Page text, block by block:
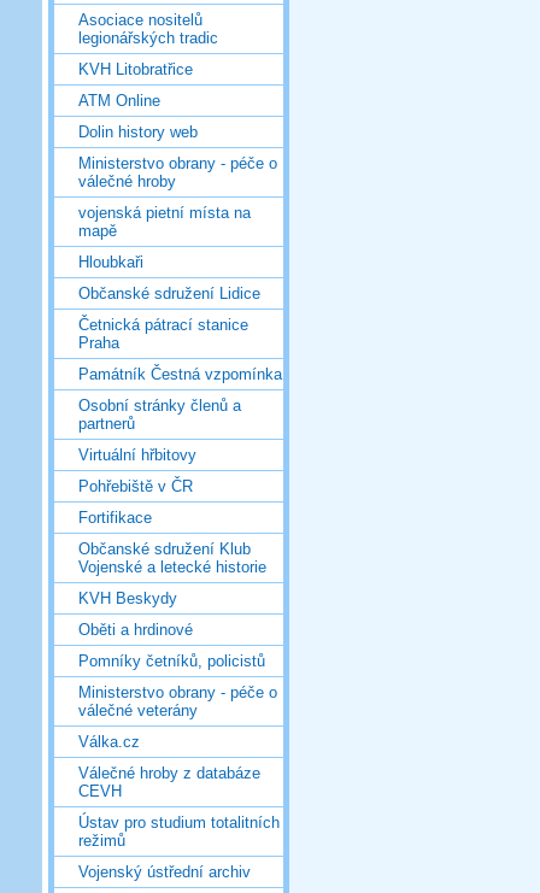
Asociace nositelů
legionářských tradic
KVH Litobratřice
ATM Online
Dolin history web
Ministerstvo obrany - péče o
válečné hroby
vojenská pietní místa na
mapě
Hloubkaři
Občanské sdružení Lidice
Četnická pátrací stanice
Praha
Památník Čestná vzpomínka
Osobní stránky členů a
partnerů
Virtuální hřbitovy
Pohřebiště v ČR
Fortifikace
Občanské sdružení Klub
Vojenské a letecké historie
KVH Beskydy
Oběti a hrdinové
Pomníky četníků, policistů
Ministerstvo obrany - péče o
válečné veterány
Válka.cz
Válečné hroby z databáze
CEVH
Ústav pro studium totalitních
režimů
Vojenský ústřední archiv